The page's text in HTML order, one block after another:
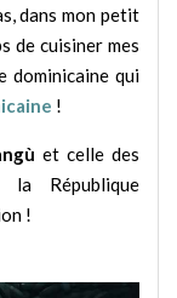
dans mon petit
de cuisiner mes
dominicaine qui
!
et celle des
République
!